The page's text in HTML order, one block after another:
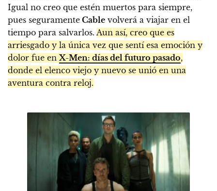
Igual no creo que estén muertos para siempre,
pues seguramente Cable volverá a viajar en el
tiempo para salvarlos. Aun así, creo que es
arriesgado y la única vez que sentí esa emoción y
dolor fue en X-Men: días del futuro pasado,
donde el elenco viejo y nuevo se unió en una
aventura contra reloj.